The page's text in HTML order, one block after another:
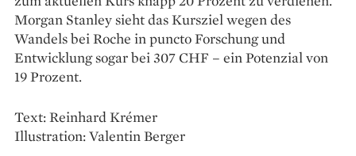
Morgan ­Stanley sieht das Kursziel wegen des
Wandels bei ­Roche in puncto Forschung und
Entwicklung sogar bei 307 CHF – ein Potenzial von
19 ­Prozent.
Text: Reinhard Krémer
Illustration: Valentin Berger